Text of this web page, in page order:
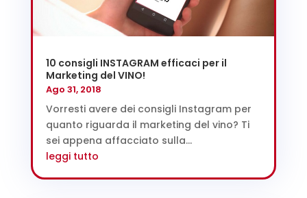
10 consigli INSTAGRAM efficaci per il
Marketing del VINO!
Ago 31, 2018
Vorresti avere dei consigli Instagram per
quanto riguarda il marketing del vino? Ti
sei appena affacciato sulla...
leggi tutto